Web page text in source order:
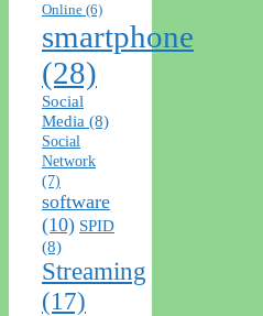
Online (6)
smartphone
(28)
Social
Media (8)
Social
Network
(7)
software
(10) SPID
(8)
Streaming
(17)